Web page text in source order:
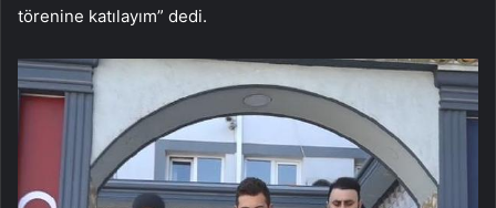
törenine katılayım” dedi.